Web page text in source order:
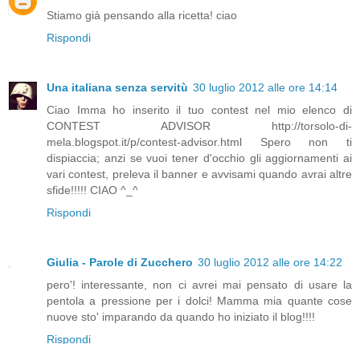
Stiamo già pensando alla ricetta! ciao
Rispondi
Una italiana senza servitù 30 luglio 2012 alle ore 14:14
Ciao Imma ho inserito il tuo contest nel mio elenco di
CONTEST ADVISOR http://torsolo-di-
mela.blogspot.it/p/contest-advisor.html Spero non ti
dispiaccia; anzi se vuoi tener d'occhio gli aggiornamenti ai
vari contest, preleva il banner e avvisami quando avrai altre
sfide!!!!! CIAO ^_^
Rispondi
Giulia - Parole di Zucchero 30 luglio 2012 alle ore 14:22
pero'! interessante, non ci avrei mai pensato di usare la
pentola a pressione per i dolci! Mamma mia quante cose
nuove sto' imparando da quando ho iniziato il blog!!!!
Rispondi